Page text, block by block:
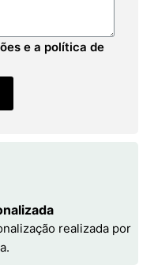
e a política de
realizada por